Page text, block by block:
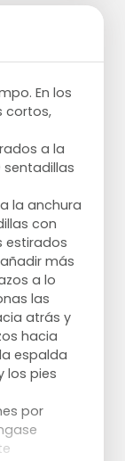
suelo de
giro con el
del
la
el escalón
los
la
a la
lado para
de
En los
cortos,
a la
sentadillas
la anchura
con
estirados
más
a lo
las
atrás y
hacia
espalda
los pies
por